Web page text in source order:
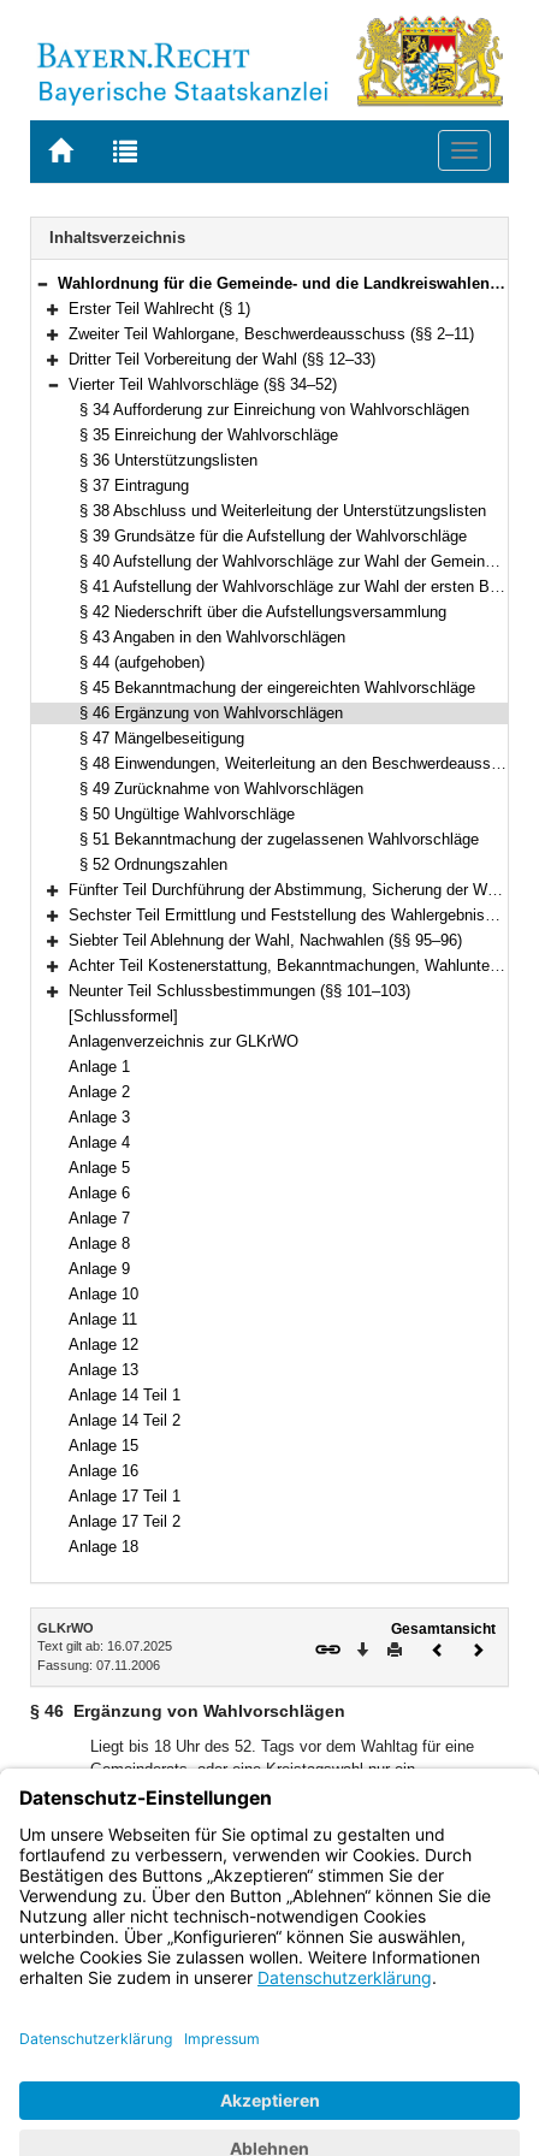
Zur
BAYERN.RECHT
Zur
letzten
Suche
Toggle
Navigation
Inhaltsverzeichnis
Bereich reduzieren
Wahlordnung für die Gemeinde- und die Landkreiswahlen (Gemeinde- und Landkreiswahlordnung – GLKrWO) Vom 7. November 2006 (GVBl. S. 852) BayRS 2021-1/2-1-I (§§ 1–103)
Bereich erweitern
Erster Teil Wahlrecht (§ 1)
Bereich erweitern
Zweiter Teil Wahlorgane, Beschwerdeausschuss (§§ 2–11)
Bereich erweitern
Dritter Teil Vorbereitung der Wahl (§§ 12–33)
Bereich reduzieren
Vierter Teil Wahlvorschläge (§§ 34–52)
§ 34 Aufforderung zur Einreichung von Wahlvorschlägen
§ 35 Einreichung der Wahlvorschläge
§ 36 Unterstützungslisten
§ 37 Eintragung
§ 38 Abschluss und Weiterleitung der Unterstützungslisten
§ 39 Grundsätze für die Aufstellung der Wahlvorschläge
§ 40 Aufstellung der Wahlvorschläge zur Wahl der Gemeinderatsmitglieder sowie der Kreisrätinnen und Kreisräte
§ 41 Aufstellung der Wahlvorschläge zur Wahl der ersten Bürgermeisterin oder des ersten Bürgermeisters und der Landrätin oder des Landrats
§ 42 Niederschrift über die Aufstellungsversammlung
§ 43 Angaben in den Wahlvorschlägen
§ 44 (aufgehoben)
§ 45 Bekanntmachung der eingereichten Wahlvorschläge
§ 46 Ergänzung von Wahlvorschlägen
§ 47 Mängelbeseitigung
§ 48 Einwendungen, Weiterleitung an den Beschwerdeausschuss
§ 49 Zurücknahme von Wahlvorschlägen
§ 50 Ungültige Wahlvorschläge
§ 51 Bekanntmachung der zugelassenen Wahlvorschläge
§ 52 Ordnungszahlen
Bereich erweitern
Fünfter Teil Durchführung der Abstimmung, Sicherung der Wahlfreiheit, Briefwahl (§§ 53–78)
Bereich erweitern
Sechster Teil Ermittlung und Feststellung des Wahlergebnisses (§§ 79–94)
Bereich erweitern
Siebter Teil Ablehnung der Wahl, Nachwahlen (§§ 95–96)
Bereich erweitern
Achter Teil Kostenerstattung, Bekanntmachungen, Wahlunterlagen (§§ 97–100)
Bereich erweitern
Neunter Teil Schlussbestimmungen (§§ 101–103)
[Schlussformel]
Anlagenverzeichnis zur GLKrWO
Anlage 1
Anlage 2
Anlage 3
Anlage 4
Anlage 5
Anlage 6
Anlage 7
Anlage 8
Anlage 9
Anlage 10
Anlage 11
Anlage 12
Anlage 13
Anlage 14 Teil 1
Anlage 14 Teil 2
Anlage 15
Anlage 16
Anlage 17 Teil 1
Anlage 17 Teil 2
Anlage 18
Inhalt
GLKrWO
Text gilt ab: 16.07.2025
Fassung: 07.11.2006
Gesamtansicht
Download
DruckenVorheriges
§ 46 Ergänzung von Wahlvorschlägen
Liegt bis 18 Uhr des 52. Tags vor dem Wahltag für eine
Gemeinderats- oder eine Kreistagswahl nur ein
Wahlvorschlag vor, ist die beauftragte Person sofort darauf
hinzuweisen, dass die Zahl der sich bewerbenden Personen
bis 18 Uhr des 48. Tags vor dem Wahltag auf das Doppelte
der Zahl der zu wählenden Personen erhöht werden kann.
Bayern.de
BayernPortal
Impressum